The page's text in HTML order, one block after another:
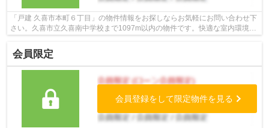
「戸建 久喜市本町６丁目」の物件情報をお探しならお気軽にお問い合わせ下
さい。久喜市立久喜南中学校まで1097m以内の物件です。快適な室内環境を
会員限定
会員登録をして限定物件を見る